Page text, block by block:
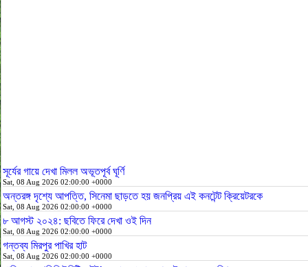
সূর্যের গায়ে দেখা মিলল অভূতপূর্ব ঘূর্ণি
Sat, 08 Aug 2026 02:00:00 +0000
অন্তরঙ্গ দৃশ্যে আপত্তি, সিনেমা ছাড়তে হয় জনপ্রিয় এই কনটেন্ট ক্রিয়েটরকে
Sat, 08 Aug 2026 02:00:00 +0000
৮ আগস্ট ২০২৪: ছবিতে ফিরে দেখা ওই দিন
Sat, 08 Aug 2026 02:00:00 +0000
গন্তব্য মিরপুর পাখির হাট
Sat, 08 Aug 2026 02:00:00 +0000